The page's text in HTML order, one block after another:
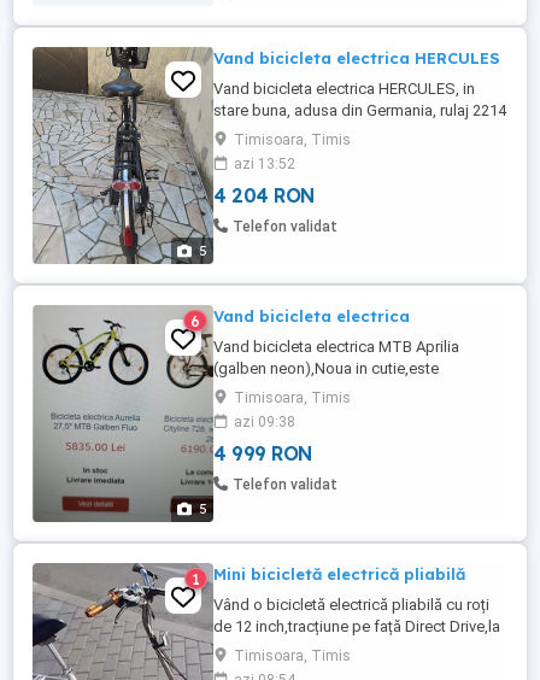
5
Vand bicicleta electrica HERCULES
Vand bicicleta electrica HERCULES, in
stare buna, adusa din Germania, rulaj 2214
km, bateria tine foarte mult
Timisoara, Timis
azi 13:52
4 204 RON
Telefon validat
5
6 Vand bicicleta electrica
Vand bicicleta electrica MTB Aprilia
(galben neon),Noua in cutie,este
neasamblata ,garantie,(te ajuta la mers
motorul electric).Telefon
Timisoara, Timis
azi 09:38
4 999 RON
Telefon validat
1 Mini bicicletă electrică pliabilă
Vând o bicicletă electrică pliabilă cu roți
de 12 inch,tracțiune pe față Direct Drive,la
36 V și 10Ah,viteză peste 30
kmh,acumulator,controler, cutie și
Timisoara, Timis